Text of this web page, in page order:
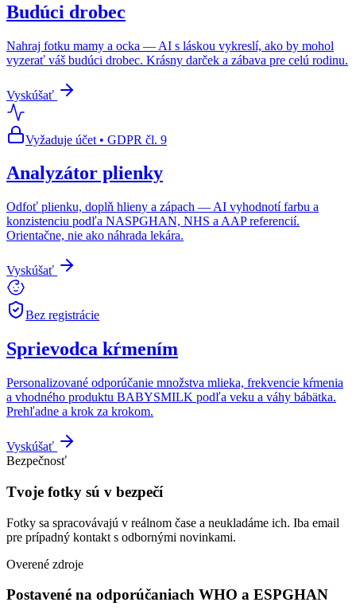
Budúci drobec
Nahraj fotku mamy a ocka — AI s láskou vykreslí, ako by mohol
vyzerať váš budúci drobec. Krásny darček a zábava pre celú rodinu.
Vyskúšať
Vyžaduje účet • GDPR čl. 9
Analyzátor plienky
Odfoť plienku, doplň hlieny a zápach — AI vyhodnotí farbu a
konzistenciu podľa NASPGHAN, NHS a AAP referencií.
Orientačne, nie ako náhrada lekára.
Vyskúšať
Bez registrácie
Sprievodca kŕmením
Personalizované odporúčanie množstva mlieka, frekvencie kŕmenia
a vhodného produktu BABYSMILK podľa veku a váhy bábätka.
Prehľadne a krok za krokom.
Vyskúšať
Bezpečnosť
Tvoje fotky sú v bezpečí
Fotky sa spracovávajú v reálnom čase a neukladáme ich. Iba email
pre prípadný kontakt s odbornými novinkami.
Overené zdroje
Postavené na odporúčaniach WHO a ESPGHAN